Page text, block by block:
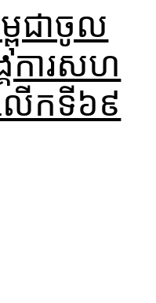
ពុជាចូល
ការសហ
ើកទី៦៩